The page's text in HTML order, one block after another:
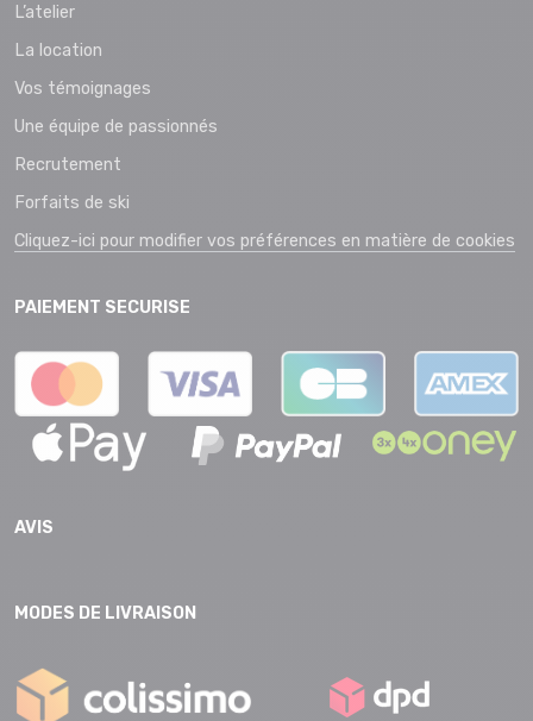
L’atelier
La location
Vos témoignages
Une équipe de passionnés
Recrutement
Forfaits de ski
Cliquez-ici pour modifier vos préférences en matière de cookies
PAIEMENT SECURISE
AVIS
MODES DE LIVRAISON